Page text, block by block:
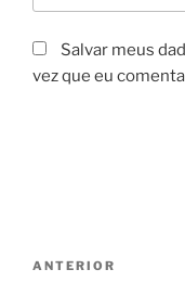
Salvar meus
vez que eu
Navegação
Post
ANTERIOR